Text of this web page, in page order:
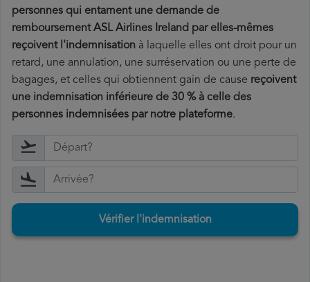
personnes qui entament une demande de
remboursement ASL Airlines Ireland par elles-mêmes
reçoivent l'indemnisation à laquelle elles ont droit pour un
retard, une annulation, une surréservation ou une perte de
bagages, et celles qui obtiennent gain de cause reçoivent
une indemnisation inférieure de 30 % à celle des
personnes indemnisées par notre plateforme.
Vérifier l'indemnisation